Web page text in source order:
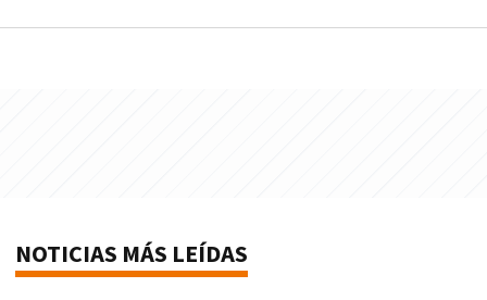
NOTICIAS MÁS LEÍDAS